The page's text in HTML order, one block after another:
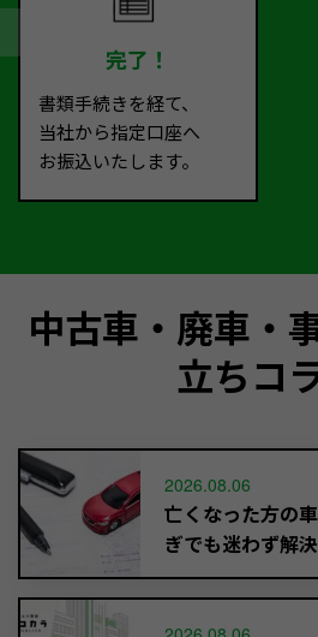
完了！
書類手続きを経て、
当社から指定口座へ
お振込いたします。
中古車・廃車・
立ちコ
2026.08.06
亡くなった方の
ぎでも迷わず解